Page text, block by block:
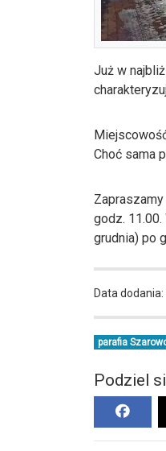
Już w
Choć sama
godz.
grudnia) po
Data dodania:
parafia
Podziel